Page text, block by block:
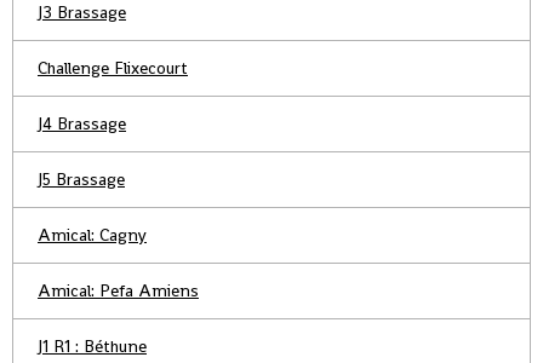
J3 Brassage
Challenge Flixecourt
J4 Brassage
J5 Brassage
Amical: Cagny
Amical: Pefa Amiens
J1 R1 : Béthune